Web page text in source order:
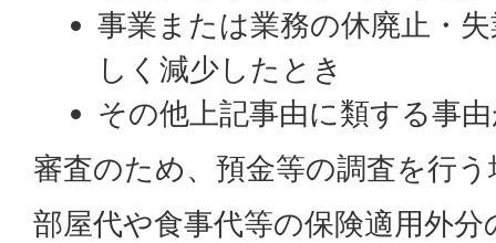
事業または業務の休廃止・
しく減少したとき
その他上記事由に類する事
審査のため、預金等の調査を行
部屋代や食事代等の保険適用外